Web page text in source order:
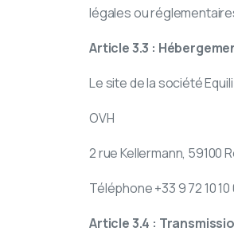
légales ou
Article 3.3 :
Le site de la société
OVH
2 rue Kellermann, 59100
Téléphone +33 9 72 10 10
Article 3.4 :